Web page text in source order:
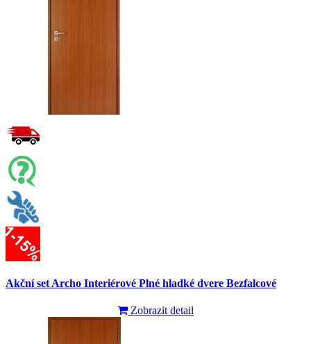
Akční set Archo Interiérové Plné hladké dvere Bezfalcové
Zobrazit detail